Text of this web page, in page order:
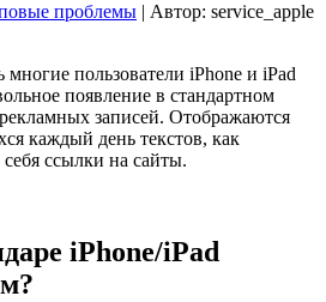
проблемы | Автор: service_apple
многие пользователи iPhone и iPad
появление в стандартном
записей. Отображаются
каждый день текстов, как
ссылки на сайты.
iPhone/iPad